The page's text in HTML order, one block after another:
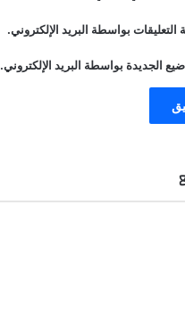
التعليقات بواسطة البريد الإلكتروني.
الجديدة بواسطة البريد الإلكتروني.